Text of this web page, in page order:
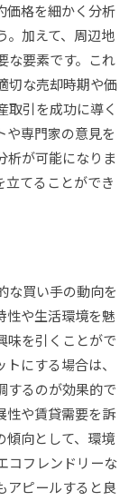
価格を細かく分析
。加えて、周辺地
な要素です。これ
切な売却時期や価
取引を成功に導く
や専門家の意見を
析が可能になりま
立てることができ
な買い手の動向を
性や生活環境を魅
味を引くことがで
にする場合は、
するのが効果的で
性や賃貸需要を訴
傾向として、環境
コフレンドリーな
アピールすると良